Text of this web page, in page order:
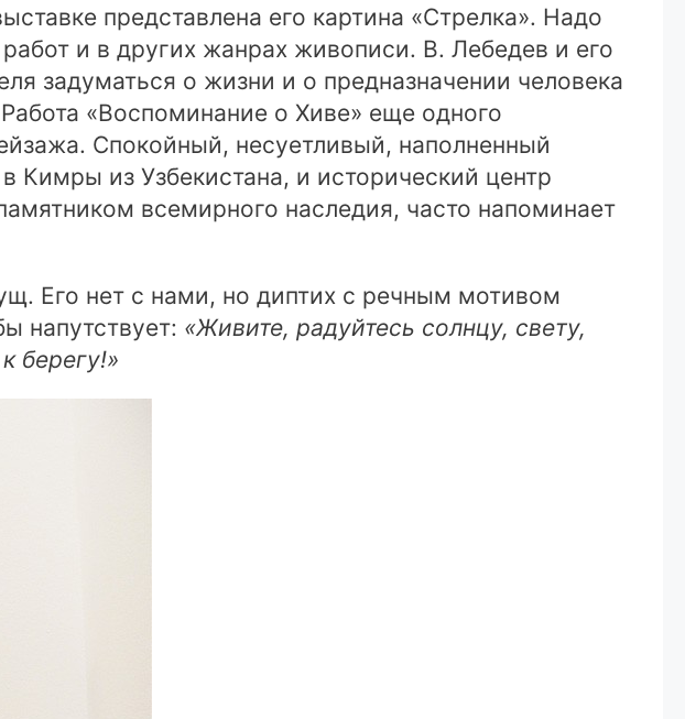
представлена его картина «Стрелка». Надо
и в других жанрах живописи. В. Лебедев и его
задуматься о жизни и о предназначении человека
«Воспоминание о Хиве» еще одного
Спокойный, несуетливый, наполненный
Кимры из Узбекистана, и исторический центр
всемирного наследия, часто напоминает
Его нет с нами, но диптих с речным мотивом
напутствует: «Живите, радуйтесь солнцу, свету,
берегу!»